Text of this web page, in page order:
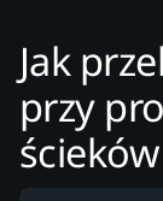
Jak
przy